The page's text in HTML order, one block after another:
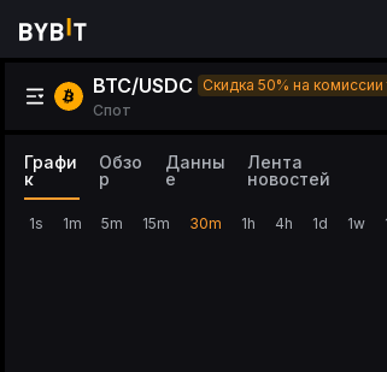
BTC/USDC Скидка 50% на комиссии
Спот
Графи
к
Обзо
р
Данны
е
Лента
новостей
1s 1m 5m 15m 30m 1h 4h 1d 1w